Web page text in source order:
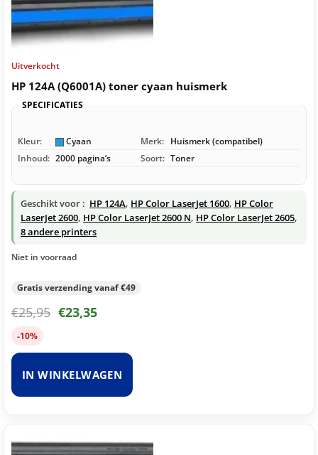
Uitverkocht
HP 124A (Q6001A) toner cyaan huismerk
SPECIFICATIES
Kleur: Cyaan Merk: Huismerk (compatibel)
Inhoud: 2000 pagina’s Soort: Toner
Geschikt voor : HP 124A, HP Color LaserJet 1600, HP Color
LaserJet 2600, HP Color LaserJet 2600 N, HP Color LaserJet 2605,
8 andere printers
Niet in voorraad
Gratis verzending vanaf €49
€25,95 €23,35
-10%
IN WINKELWAGEN